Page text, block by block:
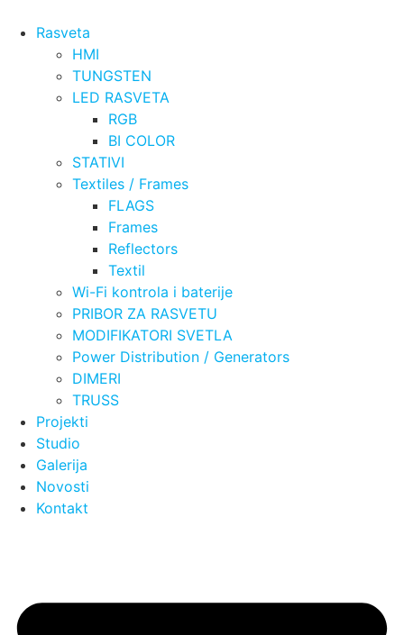
Rasveta
HMI
TUNGSTEN
LED RASVETA
RGB
BI COLOR
STATIVI
Textiles / Frames
FLAGS
Frames
Reflectors
Textil
Wi-Fi kontrola i baterije
PRIBOR ZA RASVETU
MODIFIKATORI SVETLA
Power Distribution / Generators
DIMERI
TRUSS
Projekti
Studio
Galerija
Novosti
Kontakt